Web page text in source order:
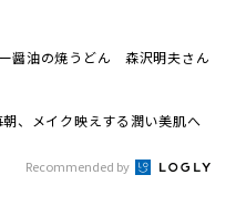
醤油の焼うどん 森沢明夫さん
、メイク映えする潤い美肌へ
Recommended by